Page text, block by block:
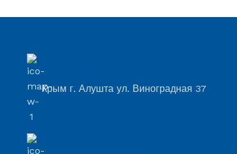
Крым г. Алушта ул. Виноградная 37